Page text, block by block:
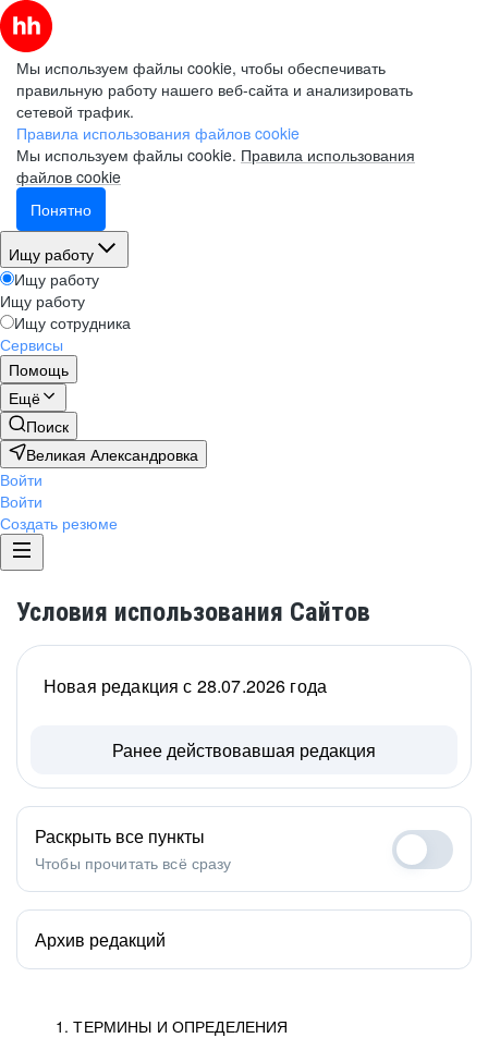
Мы используем файлы cookie, чтобы обеспечивать
правильную работу нашего веб-сайта и анализировать
сетевой трафик.
Правила использования файлов cookie
Мы используем файлы cookie. Правила использования
файлов cookie
Понятно
Ищу работу
Ищу работу
Ищу работу
Ищу сотрудника
Сервисы
Помощь
Ещё
Поиск
Великая Александровка
Войти
Войти
Создать резюме
Условия использования Сайтов
1. ТЕРМИНЫ И ОПРЕДЕЛЕНИЯ
Новая редакция с 28.07.2026 года
Ранее действовавшая редакция
Раскрыть все пункты
Чтобы прочитать всё сразу
Архив редакций